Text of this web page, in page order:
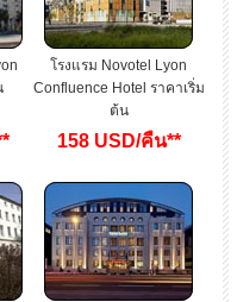
โรงแรม Novotel Lyon
Confluence Hotel ราคาเริ่ม
ต้น
158 USD/คืน**